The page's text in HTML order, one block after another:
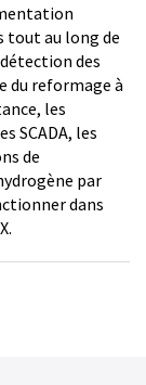
tout au long de
des
du reformage à
les
SCADA, les
de
par
dans